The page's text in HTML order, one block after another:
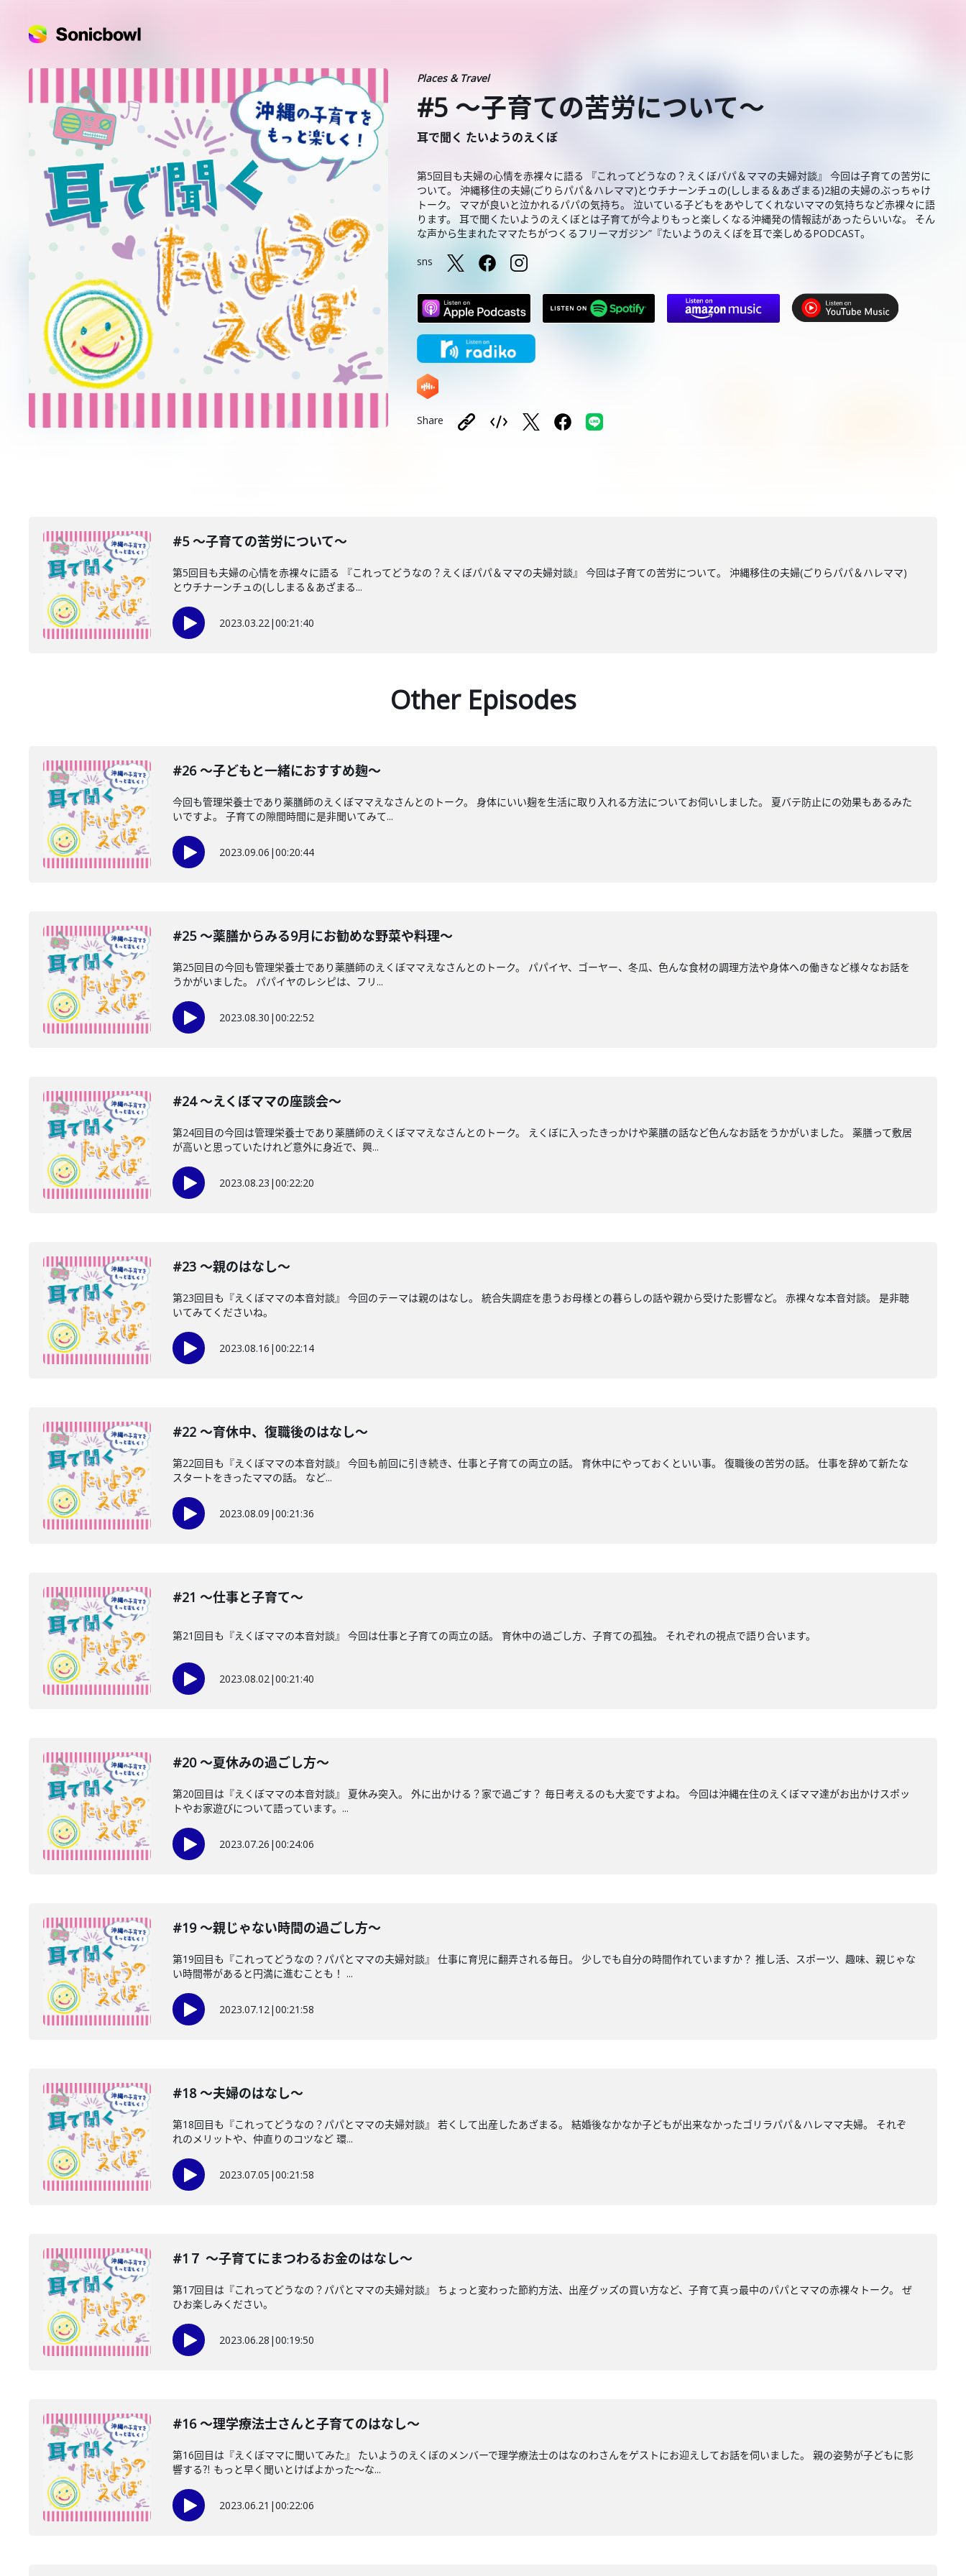
Places & Travel
#5 〜子育ての苦労について〜
耳で聞く たいようのえくぼ
第5回目も夫婦の心情を赤裸々に語る 『これってどうなの？えくぼパパ＆ママの夫婦対談』 今回は子育ての苦労に
ついて。 沖縄移住の夫婦(ごりらパパ＆ハレママ)とウチナーンチュの(ししまる＆あざまる)2組の夫婦のぶっちゃけ
トーク。 ママが良いと泣かれるパパの気持ち。 泣いている子どもをあやしてくれないママの気持ちなど赤裸々に語
ります。 耳で聞くたいようのえくぼとは子育てが今よりもっと楽しくなる沖縄発の情報誌があったらいいな。 そん
な声から生まれたママたちがつくるフリーマガジン”『たいようのえくぼを耳で楽しめるPODCAST。
sns
Share
#5 〜子育ての苦労について〜
第5回目も夫婦の心情を赤裸々に語る 『これってどうなの？えくぼパパ＆ママの夫婦対談』 今回は子育ての苦労について。 沖縄移住の夫婦(ごりらパパ＆ハレママ)
とウチナーンチュの(ししまる＆あざまる...
2023.03.22|00:21:40
Other Episodes
#26 〜子どもと一緒におすすめ麹〜
今回も管理栄養士であり薬膳師のえくぼママえなさんとのトーク。 身体にいい麹を生活に取り入れる方法についてお伺いしました。 夏バテ防止にの効果もあるみた
いですよ。 子育ての隙間時間に是非聞いてみて...
2023.09.06 |00:20:44
#25 〜薬膳からみる9月にお勧めな野菜や料理〜
第25回目の今回も管理栄養士であり薬膳師のえくぼママえなさんとのトーク。 パパイヤ、ゴーヤー、冬瓜、色んな食材の調理方法や身体への働きなど様々なお話を
うかがいました。 パパイヤのレシピは、フリ...
2023.08.30 |00:22:52
#24 〜えくぼママの座談会〜
第24回目の今回は管理栄養士であり薬膳師のえくぼママえなさんとのトーク。 えくぼに入ったきっかけや薬膳の話など色んなお話をうかがいました。 薬膳って敷居
が高いと思っていたけれど意外に身近で、興...
2023.08.23 |00:22:20
#23 〜親のはなし〜
第23回目も『えくぼママの本音対談』 今回のテーマは親のはなし。 統合失調症を患うお母様との暮らしの話や親から受けた影響など。 赤裸々な本音対談。 是非聴
いてみてくださいね。
2023.08.16 |00:22:14
#22 〜育休中、復職後のはなし〜
第22回目も『えくぼママの本音対談』 今回も前回に引き続き、仕事と子育ての両立の話。 育休中にやっておくといい事。 復職後の苦労の話。 仕事を辞めて新たな
スタートをきったママの話。 など...
2023.08.09 |00:21:36
#21 〜仕事と子育て〜
第21回目も『えくぼママの本音対談』 今回は仕事と子育ての両立の話。 育休中の過ごし方、子育ての孤独。 それぞれの視点で語り合います。
2023.08.02|00:21:40
#20 〜夏休みの過ごし方〜
第20回目は『えくぼママの本音対談』 夏休み突入。 外に出かける？家で過ごす？ 毎日考えるのも大変ですよね。 今回は沖縄在住のえくぼママ達がお出かけスポッ
トやお家遊びについて語っています。...
2023.07.26 |00:24:06
#19 〜親じゃない時間の過ごし方〜
第19回目も『これってどうなの？パパとママの夫婦対談』 仕事に育児に翻弄される毎日。 少しでも自分の時間作れていますか？ 推し活、スポーツ、趣味、親じゃな
い時間帯があると円満に進むことも！ ...
2023.07.12|00:21:58
#18 〜夫婦のはなし〜
第18回目も『これってどうなの？パパとママの夫婦対談』 若くして出産したあざまる。 結婚後なかなか子どもが出来なかったゴリラパパ＆ハレママ夫婦。 それぞ
れのメリットや、仲直りのコツなど 環...
2023.07.05 |00:21:58
#1７ 〜子育てにまつわるお金のはなし〜
第17回目は『これってどうなの？パパとママの夫婦対談』 ちょっと変わった節約方法、出産グッズの買い方など、子育て真っ最中のパパとママの赤裸々トーク。 ぜ
ひお楽しみください。
2023.06.28 |00:19:50
#16 〜理学療法士さんと子育てのはなし〜
第16回目は『えくぼママに聞いてみた』 たいようのえくぼのメンバーで理学療法士のはなのわさんをゲストにお迎えしてお話を伺いました。 親の姿勢が子どもに影
響する⁈ もっと早く聞いとけばよかった〜な...
2023.06.21 |00:22:06